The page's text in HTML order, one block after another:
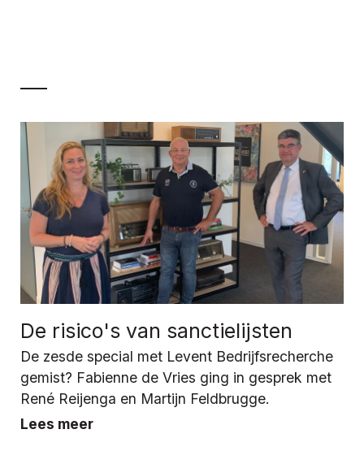
De risico's van sanctielijsten
De zesde special met Levent Bedrijfsrecherche
gemist? Fabienne de Vries ging in gesprek met
René Reijenga en Martijn Feldbrugge.
Lees meer